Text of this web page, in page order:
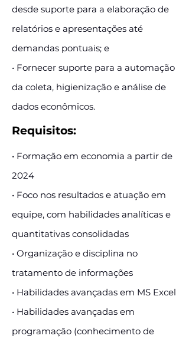
desde suporte para a elaboração de
relatórios e apresentações até
demandas pontuais; e
• Fornecer suporte para a automação
da coleta, higienização e análise de
dados econômicos.
Requisitos:
• Formação em economia a partir de
2024
• Foco nos resultados e atuação em
equipe, com habilidades analíticas e
quantitativas consolidadas
• Organização e disciplina no
tratamento de informações
• Habilidades avançadas em MS Excel
• Habilidades avançadas em
programação (conhecimento de